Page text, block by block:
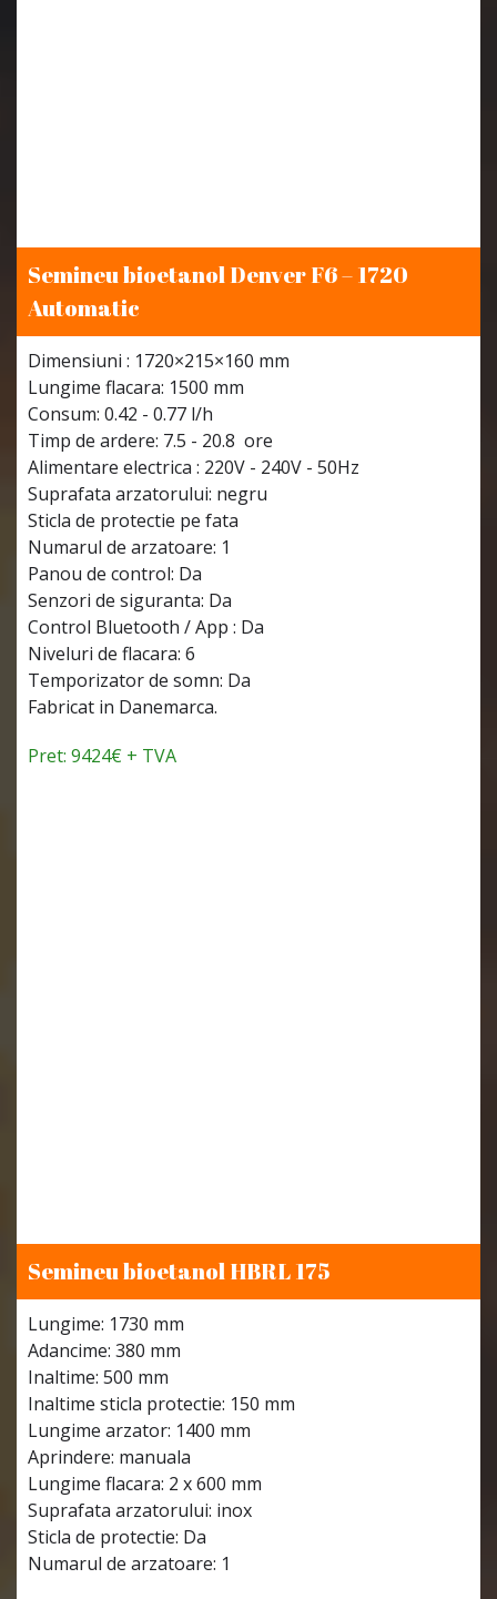
Semineu bioetanol Denver F6 – 1720
Automatic
Dimensiuni : 1720×215×160 mm
Lungime flacara: 1500 mm
Consum: 0.42 - 0.77 l/h
Timp de ardere: 7.5 - 20.8 ore
Alimentare electrica : 220V - 240V - 50Hz
Suprafata arzatorului: negru
Sticla de protectie pe fata
Numarul de arzatoare: 1
Panou de control: Da
Senzori de siguranta: Da
Control Bluetooth / App : Da
Niveluri de flacara: 6
Temporizator de somn: Da
Fabricat in Danemarca.
Pret: 9424€ + TVA
Semineu bioetanol HBRL 175
Lungime: 1730 mm
Adancime: 380 mm
Inaltime: 500 mm
Inaltime sticla protectie: 150 mm
Lungime arzator: 1400 mm
Aprindere: manuala
Lungime flacara: 2 x 600 mm
Suprafata arzatorului: inox
Sticla de protectie: Da
Numarul de arzatoare: 1